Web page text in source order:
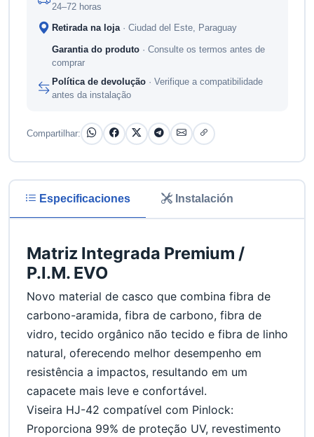
24–72 horas
Retirada na loja · Ciudad del Este, Paraguay
Garantia do produto · Consulte os termos antes de
comprar
Política de devolução · Verifique a compatibilidade
antes da instalação
Compartilhar:
Especificaciones Instalación
Matriz Integrada Premium /
P.I.M. EVO
Novo material de casco que combina fibra de
carbono-aramida, fibra de carbono, fibra de
vidro, tecido orgânico não tecido e fibra de linho
natural, oferecendo melhor desempenho em
resistência a impactos, resultando em um
capacete mais leve e confortável.
Viseira HJ-42 compatível com Pinlock:
Proporciona 99% de proteção UV, revestimento